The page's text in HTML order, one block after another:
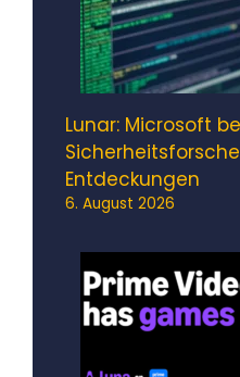
Lunar: Microsoft
Entdeckungen
6. August 2026